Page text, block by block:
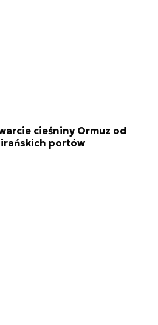
cieśniny Ormuz od
portów